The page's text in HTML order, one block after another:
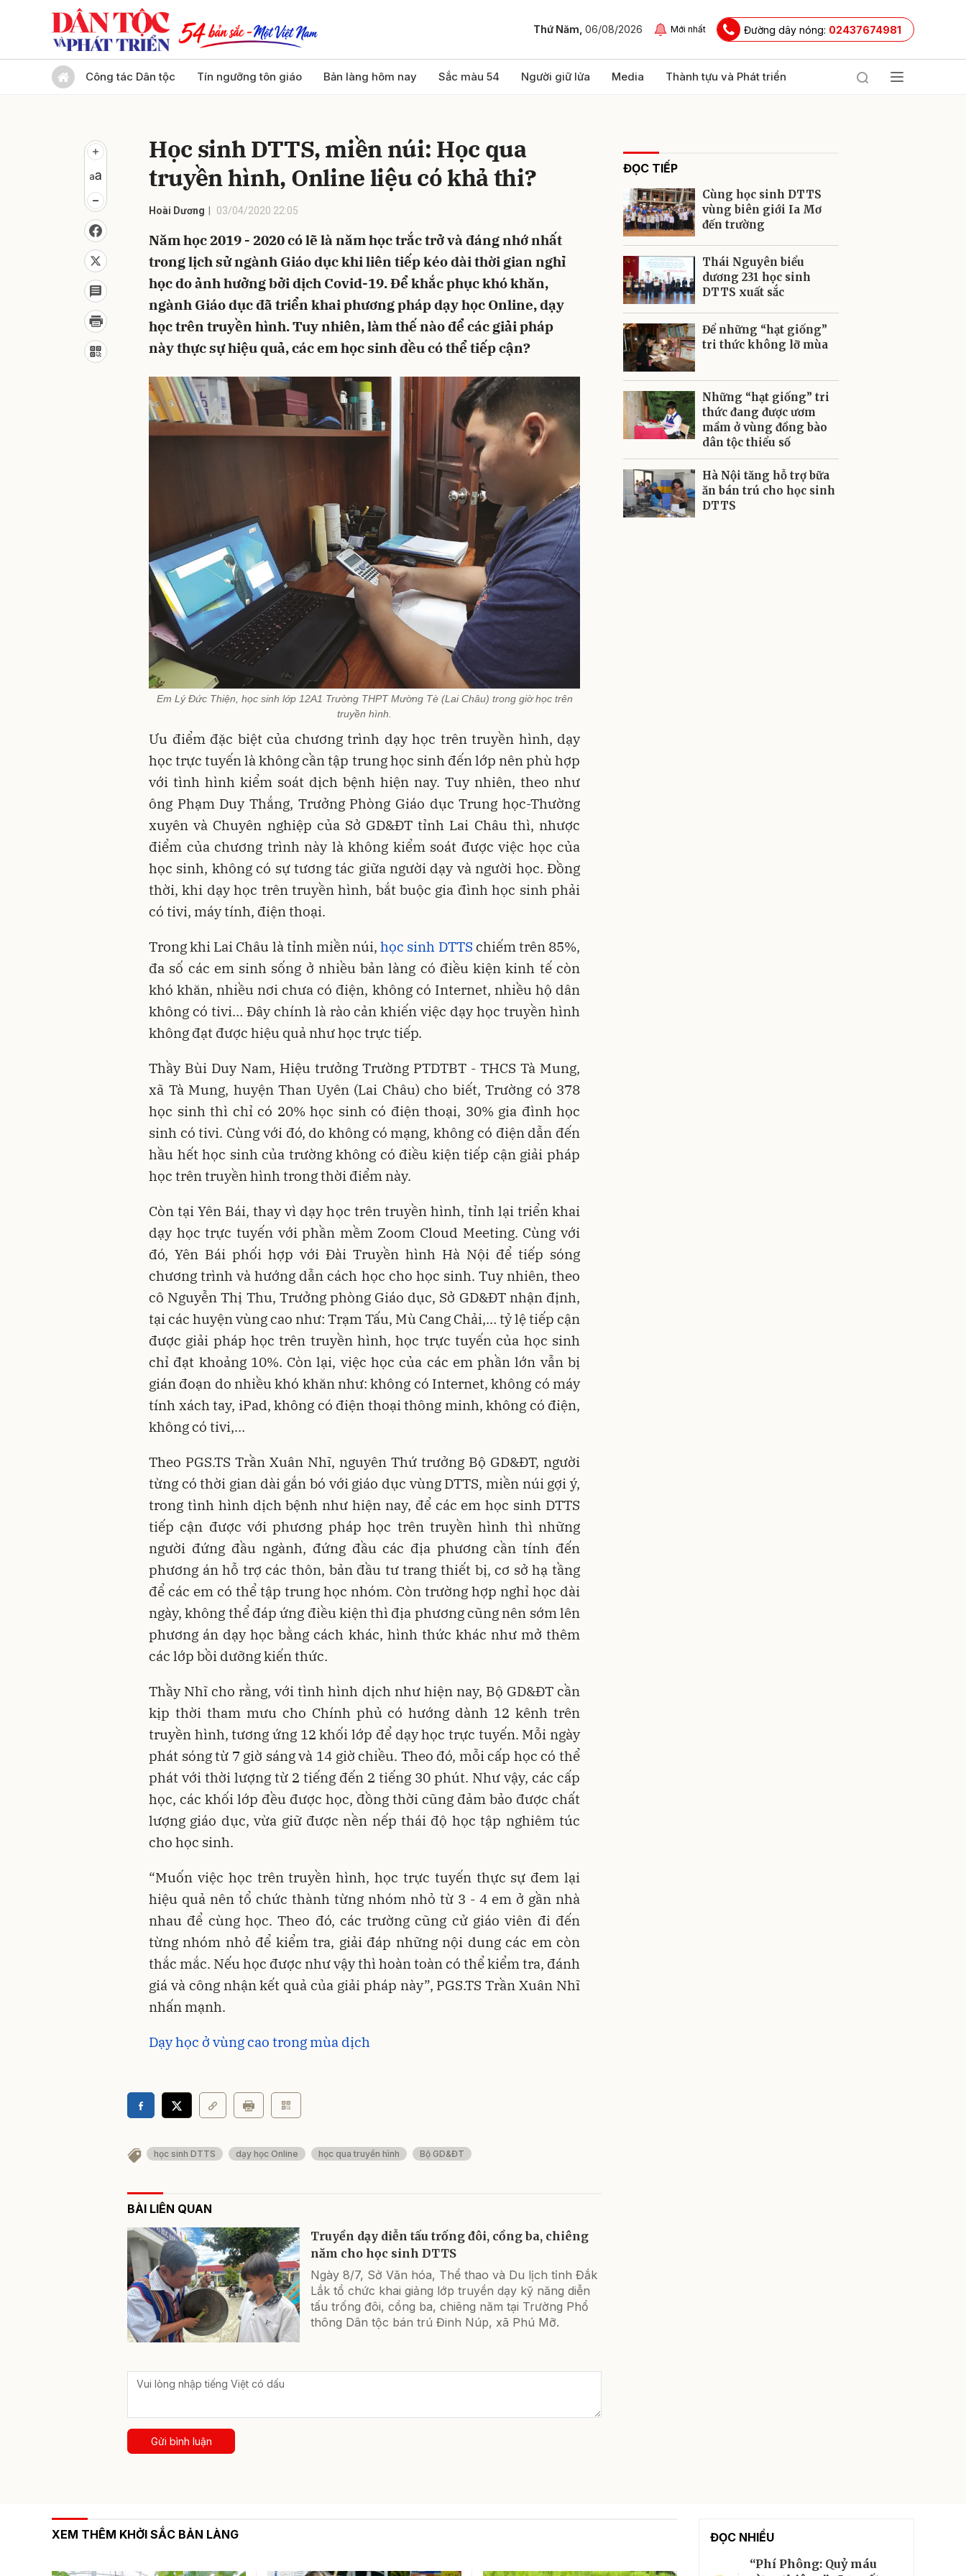
Thứ Năm, 06/08/2026 Mới nhất Đường dây nóng: 02437674981
Công tác Dân tộc Tín ngưỡng tôn giáo Bản làng hôm nay Sắc màu 54 Người giữ lửa Media Thành tựu và Phát triển
Học sinh DTTS, miền núi: Học qua
truyền hình, Online liệu có khả thi?
Hoài Dương 03/04/2020 22:05
Năm học 2019 - 2020 có lẽ là năm học trắc trở và đáng nhớ nhất
trong lịch sử ngành Giáo dục khi liên tiếp kéo dài thời gian nghỉ
học do ảnh hưởng bởi dịch Covid-19. Để khắc phục khó khăn,
ngành Giáo dục đã triển khai phương pháp dạy học Online, dạy
học trên truyền hình. Tuy nhiên, làm thế nào để các giải pháp
này thực sự hiệu quả, các em học sinh đều có thể tiếp cận?
Em Lý Đức Thiện, học sinh lớp 12A1 Trường THPT Mường Tè (Lai Châu) trong giờ học trên
truyền hình.
Ưu điểm đặc biệt của chương trình dạy học trên truyền hình, dạy
học trực tuyến là không cần tập trung học sinh đến lớp nên phù hợp
với tình hình kiểm soát dịch bệnh hiện nay. Tuy nhiên, theo như
ông Phạm Duy Thắng, Trưởng Phòng Giáo dục Trung học-Thường
xuyên và Chuyên nghiệp của Sở GD&ĐT tỉnh Lai Châu thì, nhược
điểm của chương trình này là không kiểm soát được việc học của
học sinh, không có sự tương tác giữa người dạy và người học. Đồng
thời, khi dạy học trên truyền hình, bắt buộc gia đình học sinh phải
có tivi, máy tính, điện thoại.
Trong khi Lai Châu là tỉnh miền núi,học sinh DTTS chiếm trên 85%,
đa số các em sinh sống ở nhiều bản làng có điều kiện kinh tế còn
khó khăn, nhiều nơi chưa có điện, không có Internet, nhiều hộ dân
không có tivi… Đây chính là rào cản khiến việc dạy học truyền hình
không đạt được hiệu quả như học trực tiếp.
Thầy Bùi Duy Nam, Hiệu trưởng Trường PTDTBT - THCS Tà Mung,
xã Tà Mung, huyện Than Uyên (Lai Châu) cho biết, Trường có 378
học sinh thì chỉ có 20% học sinh có điện thoại, 30% gia đình học
sinh có tivi. Cùng với đó, do không có mạng, không có điện dẫn đến
hầu hết học sinh của trường không có điều kiện tiếp cận giải pháp
học trên truyền hình trong thời điểm này.
Còn tại Yên Bái, thay vì dạy học trên truyền hình, tỉnh lại triển khai
dạy học trực tuyến với phần mềm Zoom Cloud Meeting. Cùng với
đó, Yên Bái phối hợp với Đài Truyền hình Hà Nội để tiếp sóng
chương trình và hướng dẫn cách học cho học sinh. Tuy nhiên, theo
cô Nguyễn Thị Thu, Trưởng phòng Giáo dục, Sở GD&ĐT nhận định,
tại các huyện vùng cao như: Trạm Tấu, Mù Cang Chải,… tỷ lệ tiếp cận
được giải pháp học trên truyền hình, học trực tuyến của học sinh
chỉ đạt khoảng 10%. Còn lại, việc học của các em phần lớn vẫn bị
gián đoạn do nhiều khó khăn như: không có Internet, không có máy
tính xách tay, iPad, không có điện thoại thông minh, không có điện,
không có tivi,…
Theo PGS.TS Trần Xuân Nhĩ, nguyên Thứ trưởng Bộ GD&ĐT, người
từng có thời gian dài gắn bó với giáo dục vùng DTTS, miền núi gợi ý,
trong tình hình dịch bệnh như hiện nay, để các em học sinh DTTS
tiếp cận được với phương pháp học trên truyền hình thì những
người đứng đầu ngành, đứng đầu các địa phương cần tính đến
phương án hỗ trợ các thôn, bản đầu tư trang thiết bị, cơ sở hạ tầng
để các em có thể tập trung học nhóm. Còn trường hợp nghỉ học dài
ngày, không thể đáp ứng điều kiện thì địa phương cũng nên sớm lên
phương án dạy học bằng cách khác, hình thức khác như mở thêm
các lớp bồi dưỡng kiến thức.
Thầy Nhĩ cho rằng, với tình hình dịch như hiện nay, Bộ GD&ĐT cần
kịp thời tham mưu cho Chính phủ có hướng dành 12 kênh trên
truyền hình, tương ứng 12 khối lớp để dạy học trực tuyến. Mỗi ngày
phát sóng từ 7 giờ sáng và 14 giờ chiều. Theo đó, mỗi cấp học có thể
phát với thời lượng từ 2 tiếng đến 2 tiếng 30 phút. Như vậy, các cấp
học, các khối lớp đều được học, đồng thời cũng đảm bảo được chất
lượng giáo dục, vừa giữ được nền nếp thái độ học tập nghiêm túc
cho học sinh.
“Muốn việc học trên truyền hình, học trực tuyến thực sự đem lại
hiệu quả nên tổ chức thành từng nhóm nhỏ từ 3 - 4 em ở gần nhà
nhau để cùng học. Theo đó, các trường cũng cử giáo viên đi đến
từng nhóm nhỏ để kiểm tra, giải đáp những nội dung các em còn
thắc mắc. Nếu học được như vậy thì hoàn toàn có thể kiểm tra, đánh
giá và công nhận kết quả của giải pháp này”, PGS.TS Trần Xuân Nhĩ
nhấn mạnh.
Dạy học ở vùng cao trong mùa dịch
học sinh DTTS dạy học Online học qua truyền hình Bộ GD&ĐT
BÀI LIÊN QUAN
Truyền dạy diễn tấu trống đôi, cồng ba, chiêng
năm cho học sinh DTTS
Ngày 8/7, Sở Văn hóa, Thể thao và Du lịch tỉnh Đắk
Lắk tổ chức khai giảng lớp truyền dạy kỹ năng diễn
tấu trống đôi, cồng ba, chiêng năm tại Trường Phổ
thông Dân tộc bán trú Đinh Núp, xã Phú Mỡ.
Gửi bình luận
ĐỌC TIẾP
Cùng học sinh DTTS
vùng biên giới Ia Mơ
đến trường
Thái Nguyên biểu
dương 231 học sinh
DTTS xuất sắc
Để những “hạt giống”
tri thức không lỡ mùa
Những “hạt giống” tri
thức đang được ươm
mầm ở vùng đồng bào
dân tộc thiểu số
Hà Nội tăng hỗ trợ bữa
ăn bán trú cho học sinh
DTTS
XEM THÊM KHỞI SẮC BẢN LÀNG ĐỌC NHIỀU
“Phí Phông: Quỷ máu
Gửi bình luận
Gửi